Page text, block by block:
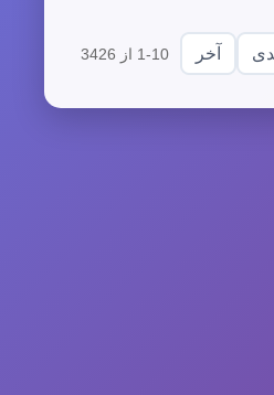
آخر 1-10 از 3426